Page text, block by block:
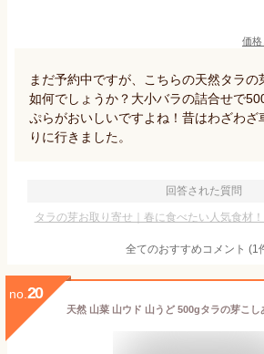
価格
まだ予約中ですが、こちらの天然タラの
如何でしょうか？大小バラの詰合せで
ぷらがおいしいですよね！昔はわざわざ
りに行きました。
回答された質問
タラの芽お取り寄せ｜春に食べたい人気食材
全てのおすすめコメント (1
no. 20